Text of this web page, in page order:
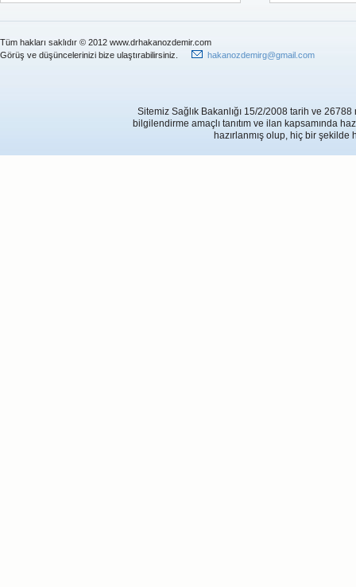
Tüm hakları saklıdır © 2012 www.drhakanozdemir.com
Görüş ve düşüncelerinizi bize ulaştırabilirsiniz.
hakanozdemirg@gmail.com
Sitemiz Sağlık Bakanlığı 15/2/2008 tarih ve
bilgilendirme amaçlı tanıtım ve ilan kapsamında
hazırlanmış olup, hiç bir şekilde